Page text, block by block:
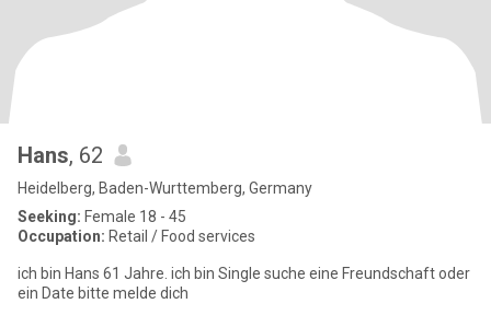
Hans, 62
Heidelberg, Baden-Wurttemberg, Germany
Seeking: Female 18 - 45
Occupation: Retail / Food services
ich bin Hans 61 Jahre. ich bin Single suche eine Freundschaft oder
ein Date bitte melde dich